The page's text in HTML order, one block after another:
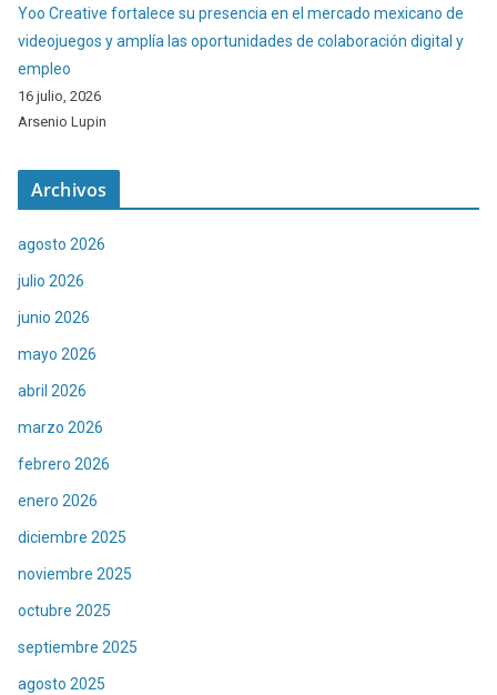
Yoo Creative fortalece su presencia en el mercado mexicano de
videojuegos y amplía las oportunidades de colaboración digital y
empleo
16 julio, 2026
Arsenio Lupin
Archivos
agosto 2026
julio 2026
junio 2026
mayo 2026
abril 2026
marzo 2026
febrero 2026
enero 2026
diciembre 2025
noviembre 2025
octubre 2025
septiembre 2025
agosto 2025